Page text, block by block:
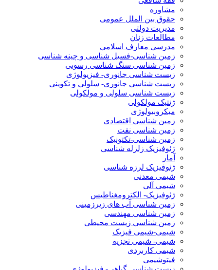
مشاوره
حقوق بین الملل عمومی
مدیریت دولتی
مطالعات زنان
مدرسی معارف اسلامی
زمین شناسی-فسیل شناسی و چینه شناسی
زمین شناسی سنگ شناسی رسوبی
زیست شناسی جانوری- فیزیولوژی
زیست شناسی جانوری- سلولی و تکوینی
زیست شناسی سلولی و مولکولی
ژنتیک مولکولی
میکروبیولوژی
زمین شناسی اقتصادی
زمین شناسی نفت
زمین شناسی-تکتونیک
ژئوفیزیک زلزله شناسی
آمار
ژئوفیزیک لرزه شناسی
شیمی معدنی
شیمی آلی
ژئوفیزیک- الکترومغناطیس
زمین شناسی آب های زیرزمینی
زمین شناسی مهندسی
زمین شناسی زیست محیطی
شیمی-شیمی فیزیک
شیمی- شیمی تجزیه
شیمی کاربردی
فیتوشیمی